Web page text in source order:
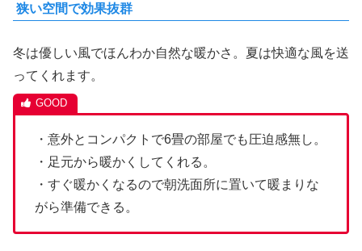
狭い空間で効果抜群
冬は優しい風でほんわか自然な暖かさ。夏は快適な風を送
ってくれます。
・意外とコンパクトで6畳の部屋でも圧迫感無し。
・足元から暖かくしてくれる。
・すぐ暖かくなるので朝洗面所に置いて暖まりな
がら準備できる。